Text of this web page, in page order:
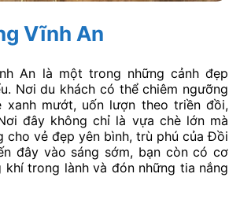
Vĩnh An
An là một trong những cảnh đẹp
Nơi du khách có thể chiêm ngưỡng
xanh mướt, uốn lượn theo triền đồi,
đây không chỉ là vựa chè lớn mà
cho vẻ đẹp yên bình, trù phú của Đồi
đây vào sáng sớm, bạn còn có cơ
trong lành và đón những tia nắng